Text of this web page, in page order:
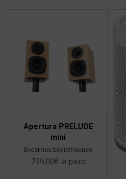
Apertura PRELUDE
mini
Enceintes bibliothèques
799,00€ la paire